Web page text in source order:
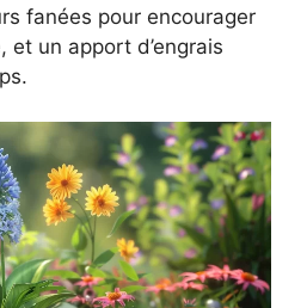
fanées pour encourager
et un apport d’engrais